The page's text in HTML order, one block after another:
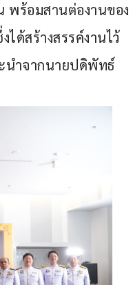
พร้อมสานต่องานของ
ด้สร้างสรรค์งานไว้
ำจากนายปดิพัทธ์